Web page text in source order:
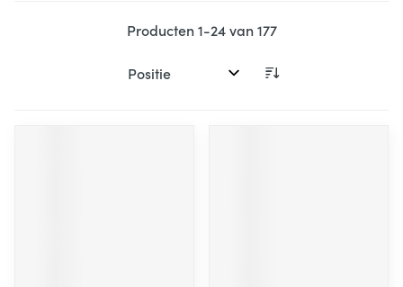
Producten1-24van177
Sorteer op: